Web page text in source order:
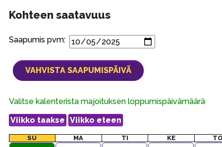
Kohteen saatavuus
Saapumis pvm:
Valitse kalenterista majoituksen loppumispäivämäärä
SU MA TI KE